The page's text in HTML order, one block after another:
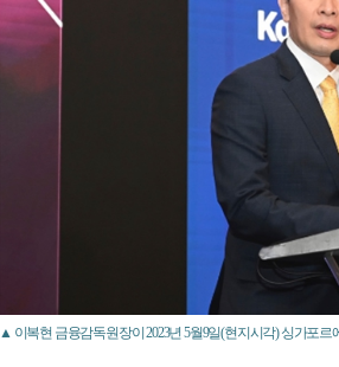
▲ 이복현 금융감독원장이 2023년 5월9일(현지시각) 싱가포